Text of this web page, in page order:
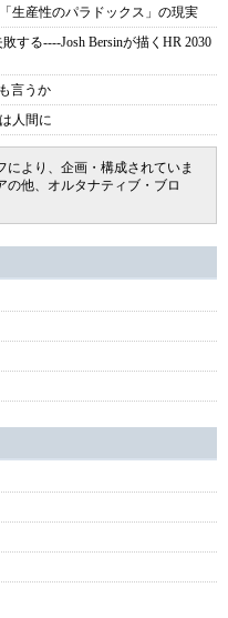
生産性のパラドックス」の現実
する----Josh Bersinが描くHR 2030
言うか
人間に
より、企画・構成されていま
の他、オルタナティブ・ブロ